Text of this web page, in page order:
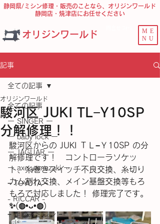
オリジンワールド
ME
NU
静岡県/ミシン修理・販売のことなら、オリジンワールド
静岡店・焼津店にお任せください
記事
全ての記事
ー SINGER ー
ー baby lock ー
ー JAGUAR ー
ー axe yamazaki ー
− TOYOTA −
- RICCAR -
− 足踏みミシン −
全ての記事
駿河区 JUKI TL−Y10SP
分解修理！！
オリジンワールド
駿河区からの JUKI ＴＬ−Ｙ10SP の分
解修理です！　コントローラソケッ
ト、糸巻きスイッチ不良交換、糸切り
カム割れ交換、メイン基盤交換等もろ
もろで対応しました！ 修理完了です。
✨(⁠◍⁠•⁠ᴗ⁠•⁠◍⁠)